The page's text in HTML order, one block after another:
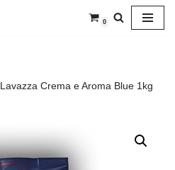
0
Lavazza Crema e Aroma Blue 1kg